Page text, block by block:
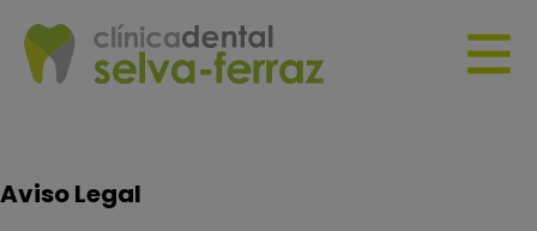
Aviso Legal